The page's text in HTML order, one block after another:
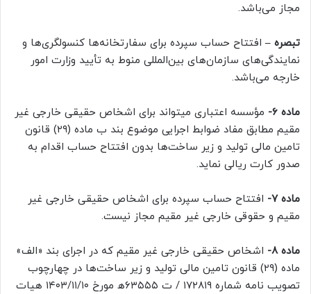
مجاز می‌باشد.
تبصره –افتتاح حساب سپرده برای سفارتخانه‌ها کنسولگری‌ها و
نمایندگی‌های سازمان‌های بین‌المللی منوط به تأیید وزارت امور
خارجه می‌باشد.
ماده ۶-
مؤسسه اعتباری میتواند برای اشخاص حقیقی خارجی غیر
مقیم مطابق مفاد ضوابط اجرایی موضوع بند ب ماده (۲۹) قانون
تامین مالی تولید و زیر ساخت‌ها بدون افتتاح حساب اقدام به
صدور کارت ریالی نماید.
ماده ۷-
افتتاح حساب سپرده برای اشخاص حقیقی خارجی غیر
مقیم و حقوقی خارجی غیر مقیم مجاز نیست.
ماده ۸-
اشخاص حقیقی خارجی غیر مقیم که در اجرای بند «الف»
ماده (۲۹) قانون تامین مالی تولید و زیر ساخت‌ها در چهارچوب
تصویب نامه شماره ۱۷۲۸۱۹ / ت ۶۳۵۵۵ھ مورخ ۱۴۰۳/۱۱/۱۰ هیات